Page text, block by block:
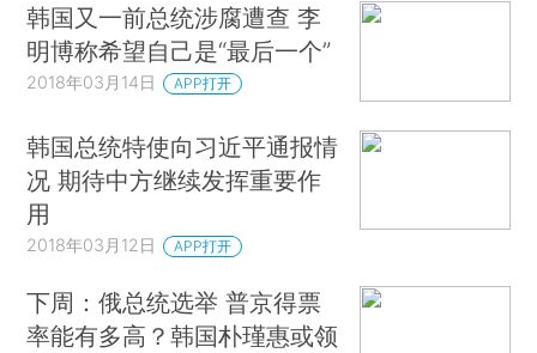
韩国又一前总统涉腐遭查 李
明博称希望自己是“最后一个”
2018年03月14日 APP打开
韩国总统特使向习近平通报情
况 期待中方继续发挥重要作
用
2018年03月12日 APP打开
下周：俄总统选举 普京得票
率能有多高？韩国朴瑾惠或领